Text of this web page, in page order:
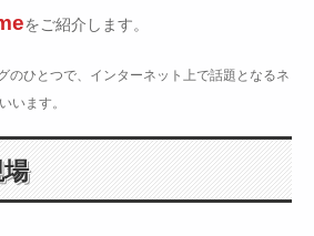
をご紹介します。
のひとつで、インターネット上で話題となるネ
います。